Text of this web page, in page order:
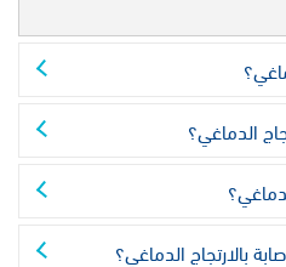
الدماغي؟
بالارتجاج الدماغي؟